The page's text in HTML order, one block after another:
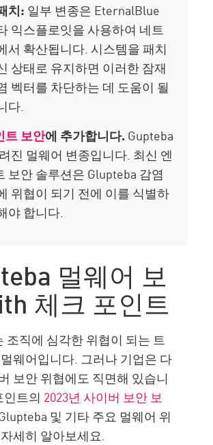
치: 일부 변종은 EternalBlue
익스플로잇을 사용하여 네트
서 확산됩니다. 시스템을 패치
상태로 유지하면 이러한 잠재
벡터를 차단하는 데 도움이 될
다.
트 보안에 추가합니다. Gupteba
진 멀웨어 변종입니다. 최신 엔
보안 솔루션은 Glupteba 감염
위협이 되기 전에 이를 식별하
야 합니다.
멀웨어 보
체크 포인트
조직에 심각한 위협이 되는 트
웨어입니다. 그러나 기업은 다
보안 위협에도 직면해 있습니
인트의 2023년 사이버 보안 보
및 기타 주요 멀웨어 위
세히 알아보세요.